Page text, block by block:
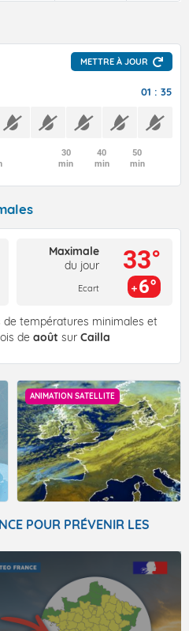
METTRE À JOUR
01 : 35
30
min
40
min
50
min
Maximale
du jour
Ecart
33°
6°
de températures minimales et
de août sur Cailla
ANIMATION SATELLITE
POUR PRÉVENIR LES